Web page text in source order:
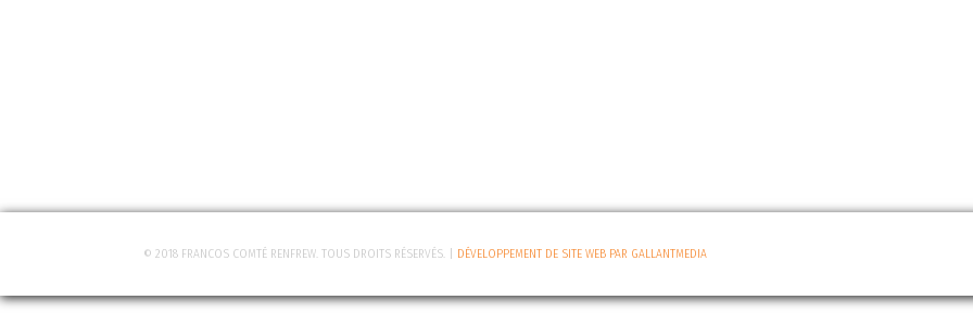
© 2018 FRANCOS COMTÉ RENFREW. TOUS DROITS RÉSERVÉS. | DÉVELOPPEMENT DE SITE WEB PAR GALLANTMEDIA